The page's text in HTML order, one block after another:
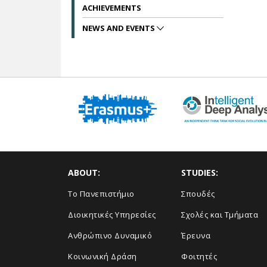
ACHIEVEMENTS
NEWS AND EVENTS
ABOUT:
Το Πανεπιστήμιο
Διοικητικές Υπηρεσίες
Ανθρώπινο Δυναμικό
Κοινωνική Δράση
STUDIES:
Σπουδές
Σχολές και Τμήματα
Έρευνα
Φοιτητές